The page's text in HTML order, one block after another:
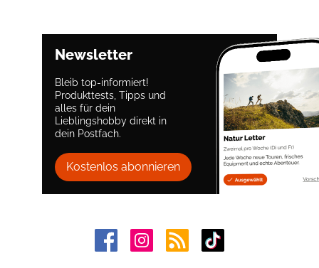
Newsletter
Bleib top-informiert!
Produkttests, Tipps und
alles für dein
Lieblingshobby direkt in
dein Postfach.
Kostenlos abonnieren